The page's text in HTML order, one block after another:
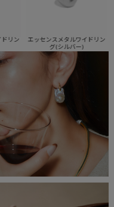
エッセンスメタルワイドリン
グ(シルバー)
ドロッ